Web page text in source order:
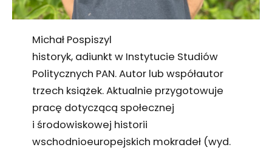
Michał Pospiszyl
historyk, adiunkt w Instytucie Studiów
Politycznych PAN. Autor lub współautor
trzech książek. Aktualnie przygotowuje
pracę dotyczącą społecznej
i środowiskowej historii
wschodnioeuropejskich mokradeł (wyd.